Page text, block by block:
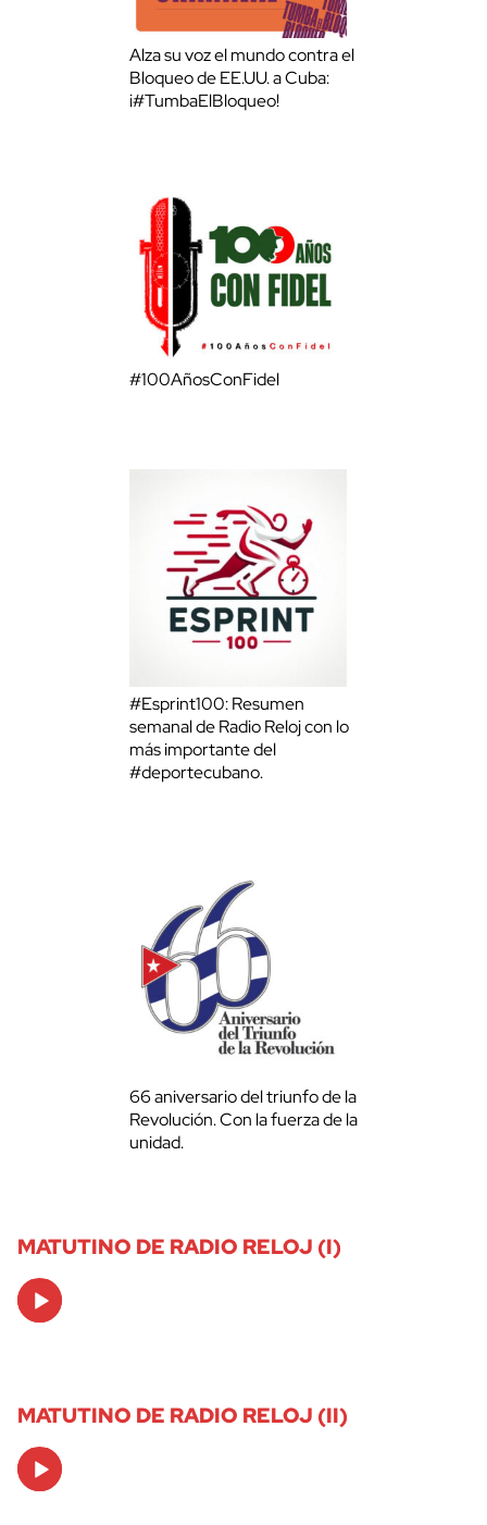
Alza su voz el mundo contra el
Bloqueo de EE.UU. a Cuba:
¡#TumbaElBloqueo!
#100AñosConFidel
#Esprint100: Resumen
semanal de Radio Reloj con lo
más importante del
#deportecubano.
66 aniversario del triunfo de la
Revolución. Con la fuerza de la
unidad.
MATUTINO DE RADIO RELOJ (I)
Audio
Player
MATUTINO DE RADIO RELOJ (II)
Audio
Player